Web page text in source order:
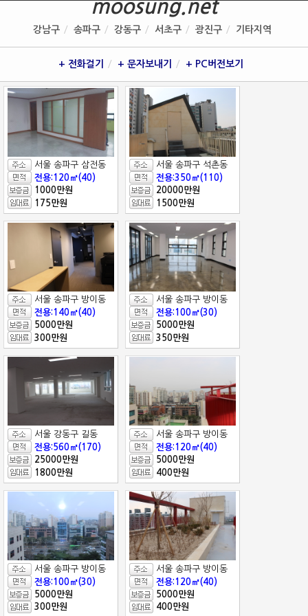
moosung.net
강남구 송파구 강동구 서초구 광진구 기타지역
+ 전화걸기 + 문자보내기 + PC버전보기
서울 송파구 삼전동
전용:120㎡(40)
1000만원
175만원
서울 송파구 석촌동
전용:350㎡(110)
20000만원
1500만원
서울 송파구 방이동
전용:140㎡(40)
5000만원
300만원
서울 송파구 방이동
전용:100㎡(30)
5000만원
350만원
서울 강동구 길동
전용:560㎡(170)
25000만원
1800만원
서울 송파구 방이동
전용:120㎡(40)
5000만원
400만원
서울 송파구 방이동
전용:100㎡(30)
5000만원
300만원
서울 송파구 방이동
전용:120㎡(40)
5000만원
400만원